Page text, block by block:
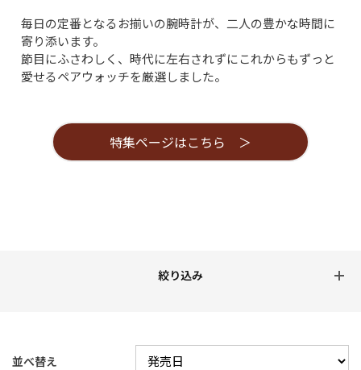
毎日の定番となるお揃いの腕時計が、二人の豊かな時間に
寄り添います。
節目にふさわしく、時代に左右されずにこれからもずっと
愛せるペアウォッチを厳選しました。
特集ページはこちら ＞
並べ替え